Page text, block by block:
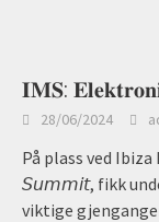
𝐈𝐌𝐒:
28/06/2024
På plass ved
𝘚𝘶𝘮𝘮𝘪𝘵, fikk
viktige